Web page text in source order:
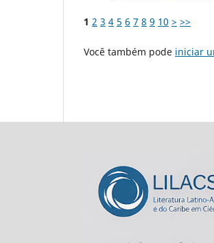
1 2 3 4 5 6 7 8 9 10 > >>
Você também pode iniciar